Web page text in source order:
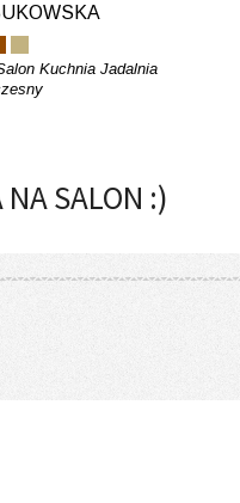
Kuchnia Jadalnia
SALON :)